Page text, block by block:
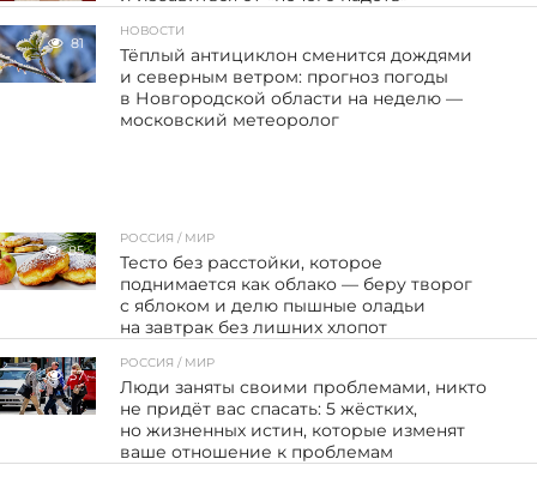
81
НОВОСТИ
Тёплый антициклон сменится дождями
и северным ветром: прогноз погоды
в Новгородской области на неделю —
московский метеоролог
85
РОССИЯ / МИР
Тесто без расстойки, которое
поднимается как облако — беру творог
с яблоком и делю пышные оладьи
на завтрак без лишних хлопот
57
РОССИЯ / МИР
Люди заняты своими проблемами, никто
не придёт вас спасать: 5 жёстких,
но жизненных истин, которые изменят
ваше отношение к проблемам